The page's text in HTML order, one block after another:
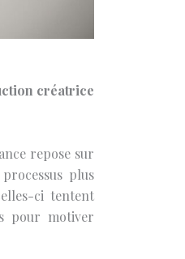
créatrice
repose sur
plus
ci tentent
pour motiver